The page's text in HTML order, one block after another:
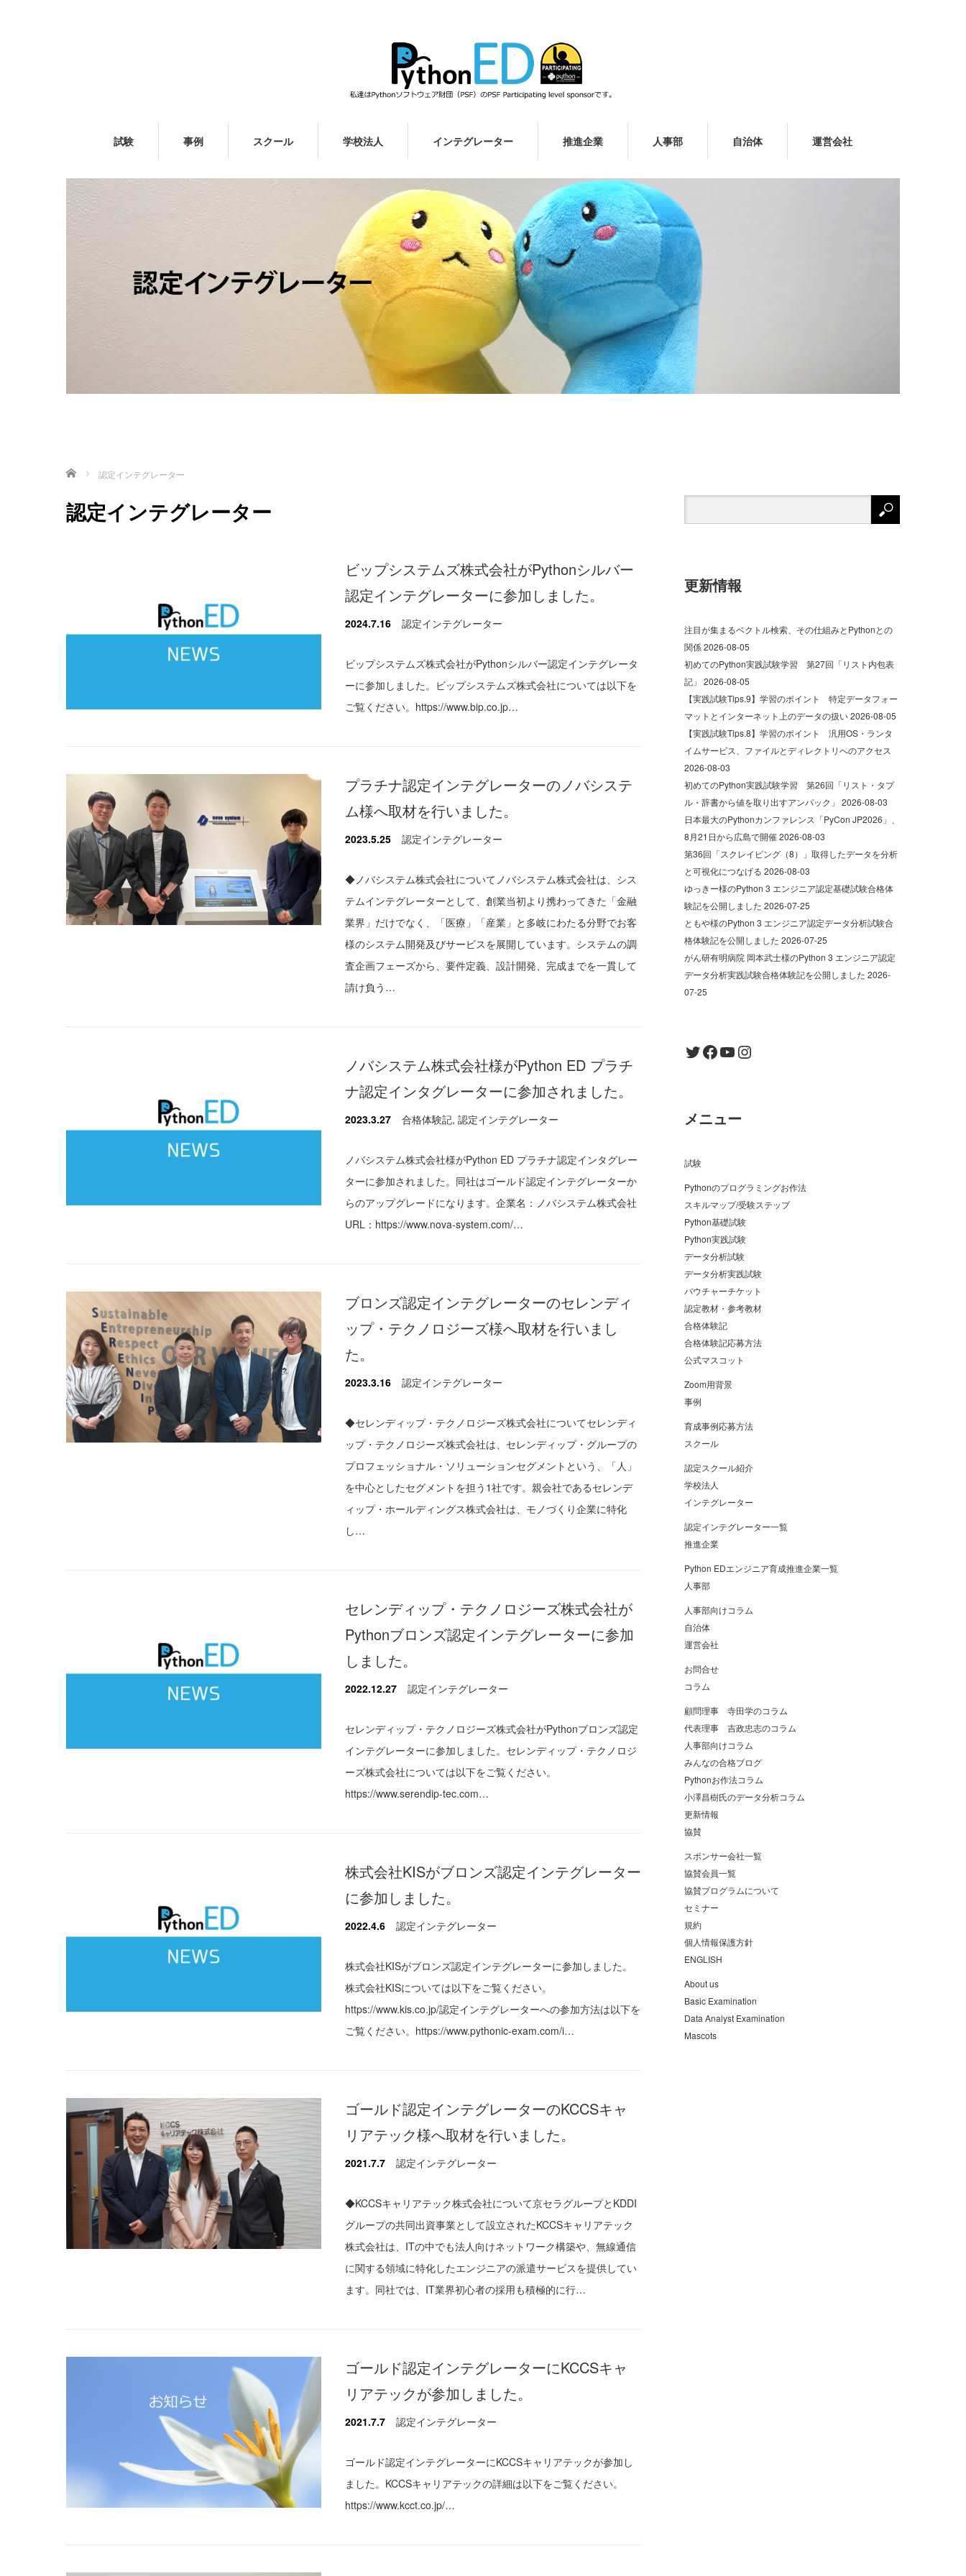
試験 事例 スクール 学校法人 インテグレーター 推進企業 人事部 自治体 運営会社
ホーム 認定インテグレーター
認定インテグレーター
ビップシステムズ株式会社がPythonシルバー
認定インテグレーターに参加しました。
2024.7.16 認定インテグレーター
ビップシステムズ株式会社がPythonシルバー認定インテグレータ
ーに参加しました。ビップシステムズ株式会社については以下を
ご覧ください。https://www.bip.co.jp…
プラチナ認定インテグレーターのノバシステ
ム様へ取材を行いました。
2023.5.25 認定インテグレーター
◆ノバシステム株式会社についてノバシステム株式会社は、シス
テムインテグレーターとして、創業当初より携わってきた「金融
業界」だけでなく、「医療」「産業」と多岐にわたる分野でお客
様のシステム開発及びサービスを展開しています。システムの調
査企画フェーズから、要件定義、設計開発、完成までを一貫して
請け負う…
ノバシステム株式会社様がPython ED プラチ
ナ認定インタグレーターに参加されました。
2023.3.27 合格体験記, 認定インテグレーター
ノバシステム株式会社様がPython ED プラチナ認定インタグレー
ターに参加されました。同社はゴールド認定インテグレーターか
らのアップグレードになります。企業名：ノバシステム株式会社
URL：https://www.nova-system.com/…
ブロンズ認定インテグレーターのセレンディ
ップ・テクノロジーズ様へ取材を行いまし
た。
2023.3.16 認定インテグレーター
◆セレンディップ・テクノロジーズ株式会社についてセレンディ
ップ・テクノロジーズ株式会社は、セレンディップ・グループの
プロフェッショナル・ソリューションセグメントという、「人」
を中心としたセグメントを担う1社です。親会社であるセレンデ
ィップ・ホールディングス株式会社は、モノづくり企業に特化
し…
セレンディップ・テクノロジーズ株式会社が
Pythonブロンズ認定インテグレーターに参加
しました。
2022.12.27 認定インテグレーター
セレンディップ・テクノロジーズ株式会社がPythonブロンズ認定
インテグレーターに参加しました。セレンディップ・テクノロジ
ーズ株式会社については以下をご覧ください。
https://www.serendip-tec.com…
株式会社KISがブロンズ認定インテグレーター
に参加しました。
2022.4.6 認定インテグレーター
株式会社KISがブロンズ認定インテグレーターに参加しました。
株式会社KISについては以下をご覧ください。
https://www.kis.co.jp/認定インテグレーターへの参加方法は以下を
ご覧ください。https://www.pythonic-exam.com/i…
ゴールド認定インテグレーターのKCCSキャ
リアテック様へ取材を行いました。
2021.7.7 認定インテグレーター
◆KCCSキャリアテック株式会社について京セラグループとKDDI
グループの共同出資事業として設立されたKCCSキャリアテック
株式会社は、ITの中でも法人向けネットワーク構築や、無線通信
に関する領域に特化したエンジニアの派遣サービスを提供してい
ます。同社では、IT業界初心者の採用も積極的に行…
ゴールド認定インテグレーターにKCCSキャ
リアテックが参加しました。
2021.7.7 認定インテグレーター
ゴールド認定インテグレーターにKCCSキャリアテックが参加し
ました。KCCSキャリアテックの詳細は以下をご覧ください。
https://www.kcct.co.jp/…
更新情報
注目が集まるベクトル検索、その仕組みとPythonとの
関係2026-08-05
初めてのPython実践試験学習 第27回「リスト内包表
記」 2026-08-05
【実践試験Tips.9】学習のポイント 特定データフォー
マットとインターネット上のデータの扱い2026-08-05
【実践試験Tips.8】学習のポイント 汎用OS・ランタ
イムサービス、ファイルとディレクトリへのアクセス
2026-08-03
初めてのPython実践試験学習 第26回「リスト・タプ
ル・辞書から値を取り出すアンパック」 2026-08-03
日本最大のPythonカンファレンス「PyCon JP2026」、
8月21日から広島で開催2026-08-03
第36回「スクレイピング（8）」取得したデータを分析
と可視化につなげる 2026-08-03
ゆっきー様のPython 3 エンジニア認定基礎試験合格体
験記を公開しました 2026-07-25
ともや様のPython 3 エンジニア認定データ分析試験合
格体験記を公開しました 2026-07-25
がん研有明病院 岡本武士様のPython 3 エンジニア認定
データ分析実践試験合格体験記を公開しました 2026-
07-25
Twitter
Facebook
YouTube
Instagram
メニュー
試験
Pythonのプログラミングお作法
スキルマップ/受験ステップ
Python基礎試験
Python実践試験
データ分析試験
データ分析実践試験
バウチャーチケット
認定教材・参考教材
合格体験記
合格体験記応募方法
公式マスコット
Zoom用背景
事例
育成事例応募方法
スクール
認定スクール紹介
学校法人
インテグレーター
認定インテグレーター一覧
推進企業
Python EDエンジニア育成推進企業一覧
人事部
人事部向けコラム
自治体
運営会社
お問合せ
コラム
顧問理事 寺田学のコラム
代表理事 吉政忠志のコラム
人事部向けコラム
みんなの合格ブログ
Pythonお作法コラム
小澤昌樹氏のデータ分析コラム
更新情報
協賛
スポンサー会社一覧
協賛会員一覧
協賛プログラムについて
セミナー
規約
個人情報保護方針
ENGLISH
About us
Basic Examination
Data Analyst Examination
Mascots